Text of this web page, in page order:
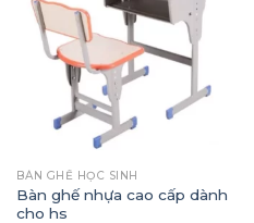
BÀN GHẾ HỌC SINH
Bàn ghế nhựa cao cấp dành
cho hs